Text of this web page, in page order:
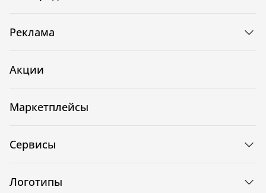
Реклама
Акции
Маркетплейсы
Сервисы
Логотипы